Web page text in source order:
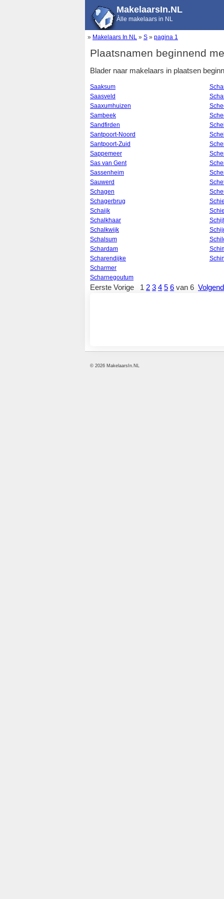
MakelaarsIn.NL
Àlle makelaars in NL
» Makelaars In NL » S » pagina 1
Plaatsnamen beginnend
Blader naar makelaars in plaatsen
Saaksum
Saasveld
Saaxumhuizen
Sambeek
Sandfirden
Santpoort-Noord
Santpoort-Zuid
Sappemeer
Sas van Gent
Sassenheim
Sauwerd
Schagen
Schagerbrug
Schaijk
Schalkhaar
Schalkwijk
Schalsum
Schardam
Scharendijke
Scharmer
Scharnegoutum
Schijf
Eerste Vorige 1 2 3 4 5 6 van 6
© 2026 MakelaarsIn.NL